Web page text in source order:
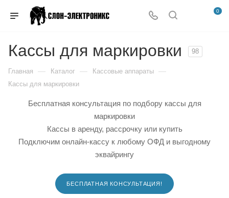
0
Кассы для маркировки 98
Главная — Каталог — Кассовые аппараты —
Кассы для маркировки
Бесплатная консультация по подбору кассы для
маркировки
Кассы в аренду, рассрочку или купить
Подключим онлайн-кассу к любому ОФД и выгодному
эквайрингу
БЕСПЛАТНАЯ КОНСУЛЬТАЦИЯ!